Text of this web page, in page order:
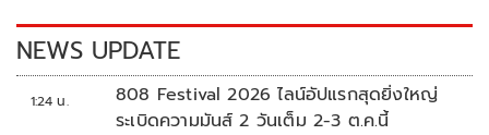
k k
NEWS UPDATE
1:24 น.
808 Festival 2026 ไลน์อัปแรกสุดยิ่งใหญ่
ระเบิดความมันส์ 2 วันเต็ม 2-3 ต.ค.นี้